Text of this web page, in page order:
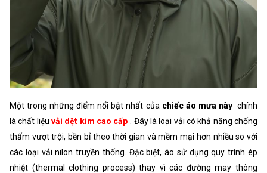
Một trong những điểm nổi bật nhất của chiếc áo mưa này chính
là chất liệu vải dệt kim cao cấp
. Đây là loại vải có khả năng chống
thấm vượt trội, bền bỉ theo thời gian và mềm mại hơn nhiều so với
các loại vải nilon truyền thống. Đặc biệt, áo sử dụng quy trình ép
nhiệt (thermal clothing process) thay vì các đường may thông